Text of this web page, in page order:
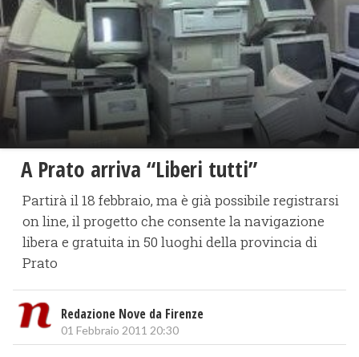
A Prato arriva “Liberi tutti”
Partirà il 18 febbraio, ma è già possibile registrarsi
on line, il progetto che consente la navigazione
libera e gratuita in 50 luoghi della provincia di
Prato
Redazione Nove da Firenze
01 Febbraio 2011 20:30